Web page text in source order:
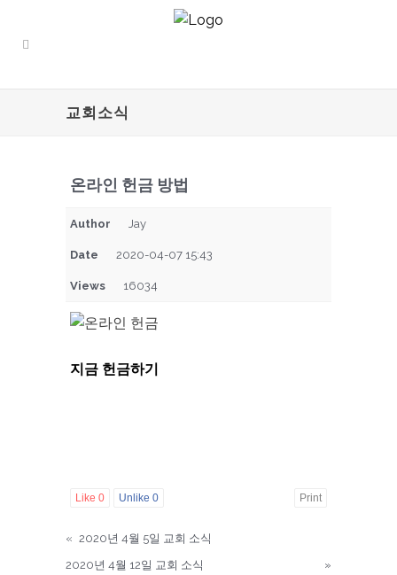
교회소식
온라인 헌금 방법
Author Jay
Date 2020-04-07 15:43
Views 16034
지금 헌금하기
Like 0 Unlike 0 Print
« 2020년 4월 5일 교회 소식
2020년 4월 12일 교회 소식
»